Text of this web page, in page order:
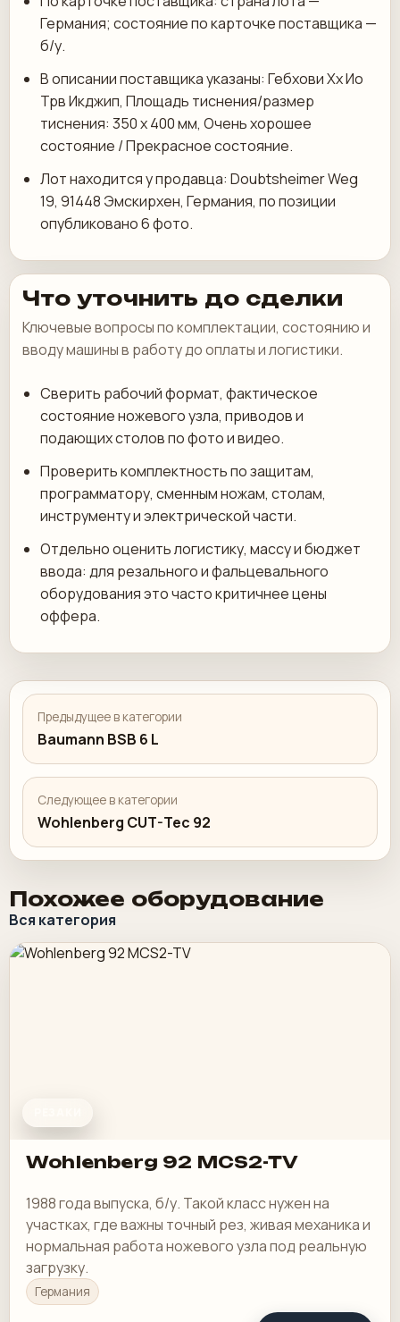
Германия; состояние по карточке поставщика —
б/у.
В описании поставщика указаны: Гебхови Хх Ио
Трв Икджип, Площадь тиснения/размер
тиснения: 350 х 400 мм, Очень хорошее
состояние / Прекрасное состояние.
Лот находится у продавца: Doubtsheimer Weg
19, 91448 Эмскирхен, Германия, по позиции
опубликовано 6 фото.
Что уточнить до сделки
Ключевые вопросы по комплектации, состоянию и
вводу машины в работу до оплаты и логистики.
Сверить рабочий формат, фактическое
состояние ножевого узла, приводов и
подающих столов по фото и видео.
Проверить комплектность по защитам,
программатору, сменным ножам, столам,
инструменту и электрической части.
Отдельно оценить логистику, массу и бюджет
ввода: для резального и фальцевального
оборудования это часто критичнее цены
оффера.
Предыдущее в категории
Baumann BSB 6 L
Следующее в категории
Wohlenberg CUT-Tec 92
Похожее оборудование
Вся категория
Wohlenberg 92 MCS2-TV
1988 года выпуска, б/у. Такой класс нужен на
участках, где важны точный рез, живая механика и
нормальная работа ножевого узла под реальную
загрузку.
Германия